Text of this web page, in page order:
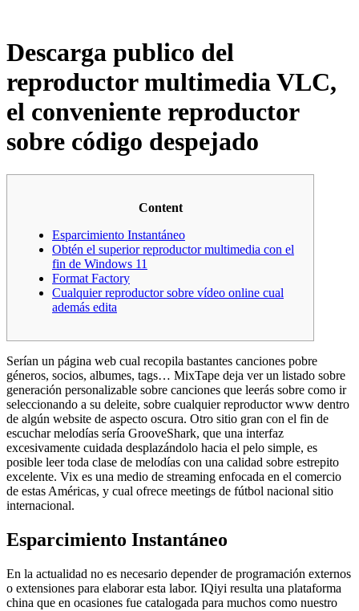
Descarga publico del
reproductor multimedia VLC,
el conveniente reproductor
sobre código despejado
Content
Esparcimiento Instantáneo
Obtén el superior reproductor multimedia con el
fin de Windows 11
Format Factory
Cualquier reproductor sobre vídeo online cual
además edita
Serían un página web cual recopila bastantes canciones pobre
géneros, socios, albumes, tags… MixTape deja ver un listado sobre
generación personalizable sobre canciones que leerás sobre como ir
seleccionando a su deleite, sobre cualquier reproductor www dentro
de algún website de aspecto oscura. Otro sitio gran con el fin de
escuchar melodías serí­a GrooveShark, que una interfaz
excesivamente cuidada desplazándolo hacia el pelo simple, es
posible leer toda clase de melodías con una calidad sobre estrepito
excelente. Vix es una medio de streaming enfocada en el comercio
de estas Américas, y cual ofrece meetings de fútbol nacional sitio
internacional.
Esparcimiento Instantáneo
En la actualidad no es necesario depender de programación externos
o extensiones para elaborar esta labor. IQiyi resulta una plataforma
china que en ocasiones fue catalogada para muchos como nuestro